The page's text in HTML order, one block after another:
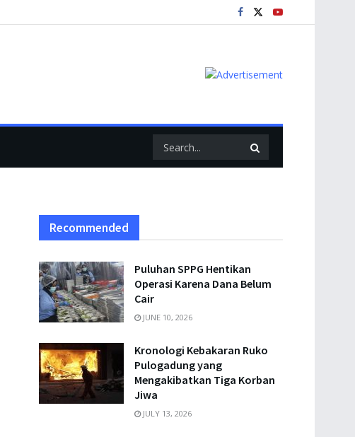
Recommended
Puluhan SPPG Hentikan
Operasi Karena Dana Belum
Cair
JUNE 10, 2026
Kronologi Kebakaran Ruko
Pulogadung yang
Mengakibatkan Tiga Korban
Jiwa
JULY 13, 2026